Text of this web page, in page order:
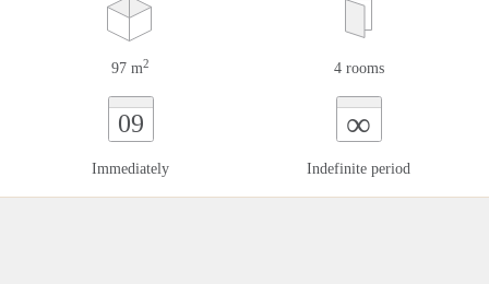
97 m2 4 rooms
09
Immediately
∞
Indefinite period